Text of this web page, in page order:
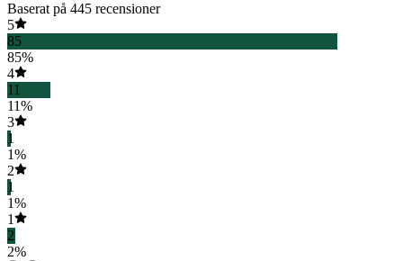
Baserat på 445 recensioner
5
85
85%
4
11
11%
3
1
1%
2
1
1%
1
2
2%